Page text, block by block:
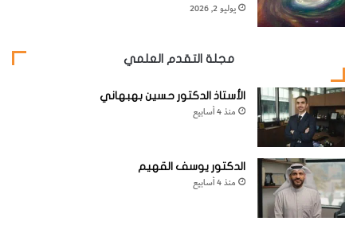
يوليو 2, 2026
مجلة التقدم العلمي
الأستاذ الدكتور حسين بهبهاني
منذ 4 أسابيع
الدكتور يوسف القهيم
منذ 4 أسابيع